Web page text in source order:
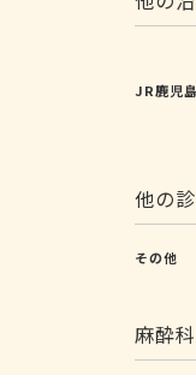
JR鹿児
他の
その他
麻酔